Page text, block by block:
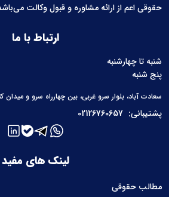
حقوقی اعم از ارائه مشاوره و قبول وکالت
لینک های مفید
مطالب حقوقی
ارتباط با ما
شنبه تا چهارشنبه
پنج شنبه
سعادت آباد، بلوار سرو غربی، بین چهارراه سرو و میدان کتاب، پلاک
پشتیبانی: 02126760657